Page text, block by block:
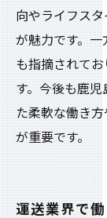
向やライフス
が魅力です。
も指摘されて
す。今後も鹿
た柔軟な働き
が重要です。
運送業界で